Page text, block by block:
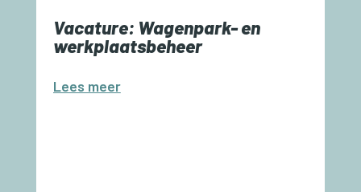
Vacature: Wagenpark- en
werkplaatsbeheer
Lees meer